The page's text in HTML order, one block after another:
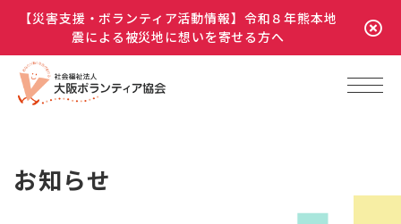
【災害支援・ボランティア活動情報】令和８年熊本地
震による被災地に想いを寄せる方へ
お知らせ